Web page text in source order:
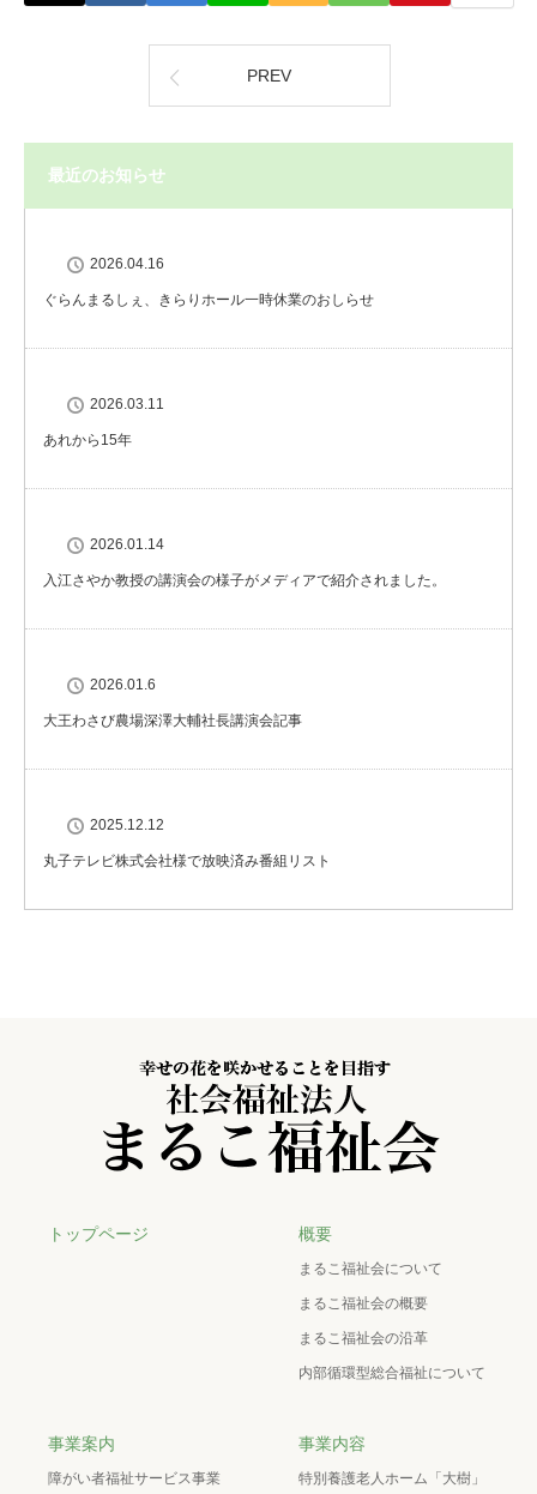
PREV
最近のお知らせ
2026.04.16
ぐらんまるしぇ、きらりホール一時休業のおしらせ
2026.03.11
あれから15年
2026.01.14
入江さやか教授の講演会の様子がメディアで紹介されました。
2026.01.6
大王わさび農場深澤大輔社長講演会記事
2025.12.12
丸子テレビ株式会社様で放映済み番組リスト
トップページ 概要
まるこ福祉会について
まるこ福祉会の概要
まるこ福祉会の沿革
内部循環型総合福祉について
事業案内
障がい者福祉サービス事業
事業内容
特別養護老人ホーム「大樹」